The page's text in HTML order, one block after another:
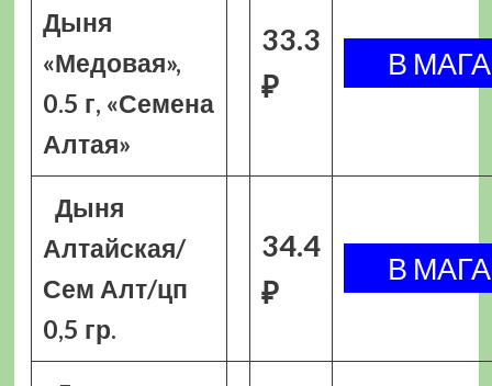
Дыня
«Медовая»,
0.5 г, «Семена
Алтая»
33.3
₽
Дыня
Алтайская/
Сем Алт/цп
0,5 гр.
34.4
₽